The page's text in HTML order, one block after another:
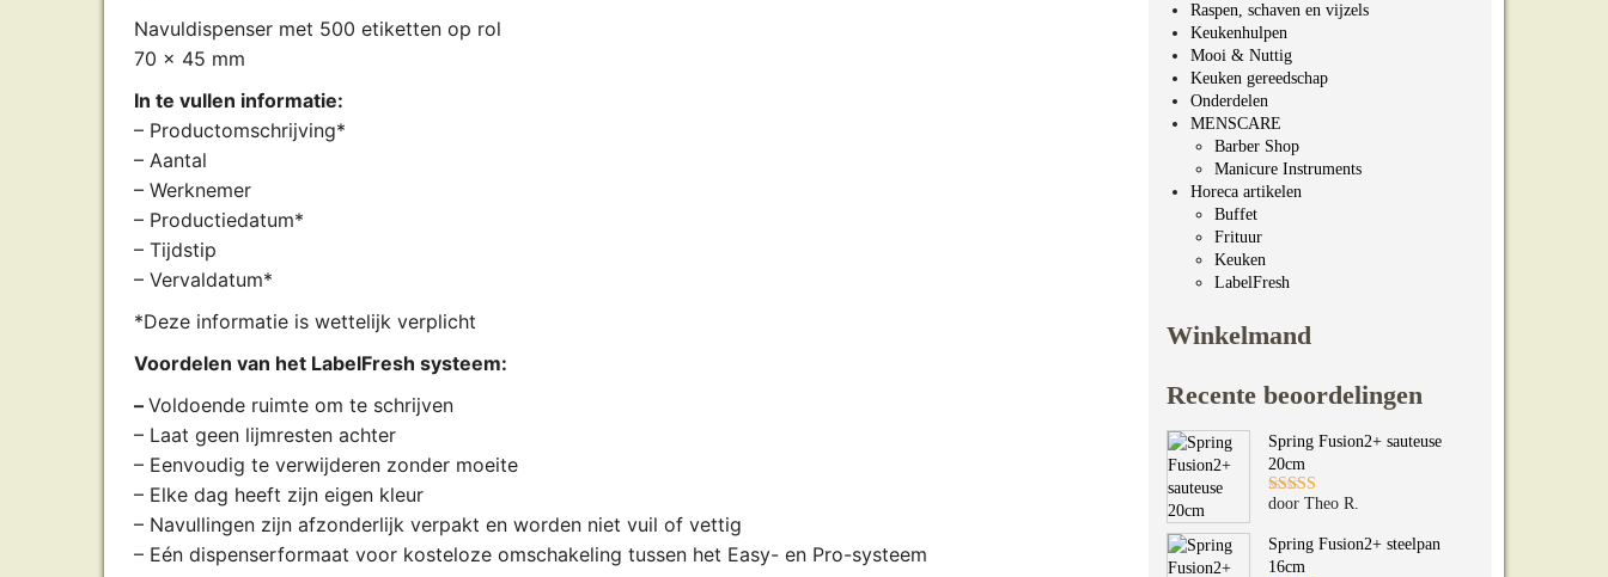
Navuldispenser met 500 etiketten op rol
70 x 45 mm
In te vullen informatie:
– Productomschrijving*
– Aantal
– Werknemer
– Productiedatum*
– Tijdstip
– Vervaldatum*
*Deze informatie is wettelijk verplicht
Voordelen van het LabelFresh systeem:
– Voldoende ruimte om te schrijven
– Laat geen lijmresten achter
– Eenvoudig te verwijderen zonder moeite
– Elke dag heeft zijn eigen kleur
– Navullingen zijn afzonderlijk verpakt en worden niet vuil of vettig
– Eén dispenserformaat voor kosteloze omschakeling tussen het Easy- en Pro-systeem
Raspen, schaven en vijzels
Keukenhulpen
Mooi & Nuttig
Keuken gereedschap
Onderdelen
MENSCARE
Barber Shop
Manicure Instruments
Horeca artikelen
Buffet
Frituur
Keuken
LabelFresh
Winkelmand
Recente beoordelingen
Spring Fusion2+ sauteuse
20cm
Gewaardeerd
door Theo R.
Spring Fusion2+ steelpan
16cm